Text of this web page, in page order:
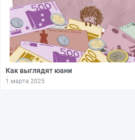
Как выглядят юани
1 марта 2025